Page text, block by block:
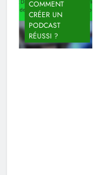
COMMENT
CRÉER UN
PODCAST
RÉUSSI ?